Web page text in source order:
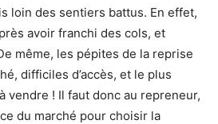
loin des sentiers battus. En effet,
avoir franchi des cols, et
même, les pépites de la reprise
difficiles d’accès, et le plus
vendre ! Il faut donc au repreneur,
du marché pour choisir la